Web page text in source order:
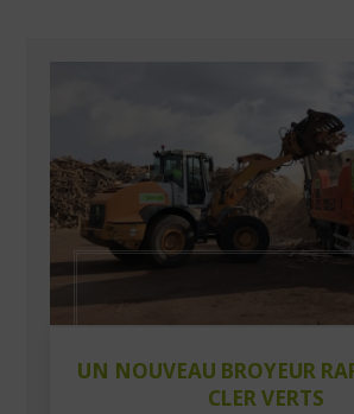
UN NOUVEAU BROYEUR
CLER VERTS